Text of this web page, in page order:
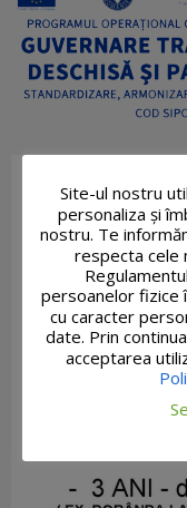
Site-ul nostru
personaliza și
nostru. Te
respecta cele
persoanelor fizice
cu caracter
date. Prin
acceptarea